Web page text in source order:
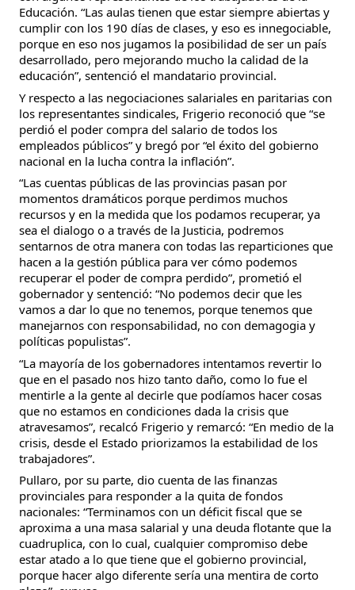
Educación. “Las aulas tienen que estar siempre abiertas y
cumplir con los 190 días de clases, y eso es innegociable,
porque en eso nos jugamos la posibilidad de ser un país
desarrollado, pero mejorando mucho la calidad de la
educación”, sentenció el mandatario provincial.
Y respecto a las negociaciones salariales en paritarias con
los representantes sindicales, Frigerio reconoció que “se
perdió el poder compra del salario de todos los
empleados públicos” y bregó por “el éxito del gobierno
nacional en la lucha contra la inflación”.
“Las cuentas públicas de las provincias pasan por
momentos dramáticos porque perdimos muchos
recursos y en la medida que los podamos recuperar, ya
sea el dialogo o a través de la Justicia, podremos
sentarnos de otra manera con todas las reparticiones que
hacen a la gestión pública para ver cómo podemos
recuperar el poder de compra perdido”, prometió el
gobernador y sentenció: “No podemos decir que les
vamos a dar lo que no tenemos, porque tenemos que
manejarnos con responsabilidad, no con demagogia y
políticas populistas”.
“La mayoría de los gobernadores intentamos revertir lo
que en el pasado nos hizo tanto daño, como lo fue el
mentirle a la gente al decirle que podíamos hacer cosas
que no estamos en condiciones dada la crisis que
atravesamos”, recalcó Frigerio y remarcó: “En medio de la
crisis, desde el Estado priorizamos la estabilidad de los
trabajadores”.
Pullaro, por su parte, dio cuenta de las finanzas
provinciales para responder a la quita de fondos
nacionales: “Terminamos con un déficit fiscal que se
aproxima a una masa salarial y una deuda flotante que la
cuadruplica, con lo cual, cualquier compromiso debe
estar atado a lo que tiene que el gobierno provincial,
porque hacer algo diferente sería una mentira de corto